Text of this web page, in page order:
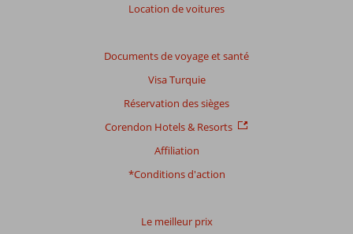
Location de voitures
Documents de voyage et santé
Visa Turquie
Réservation des sièges
Corendon Hotels & Resorts
Affiliation
*Conditions d'action
Le meilleur prix